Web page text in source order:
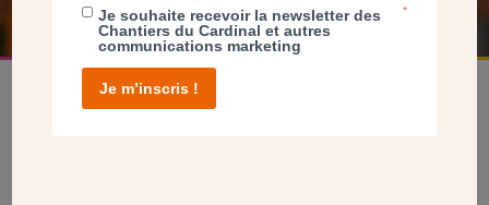
Je souhaite recevoir la newsletter des
Chantiers du Cardinal et autres
communications marketing
*
Je m’inscris !